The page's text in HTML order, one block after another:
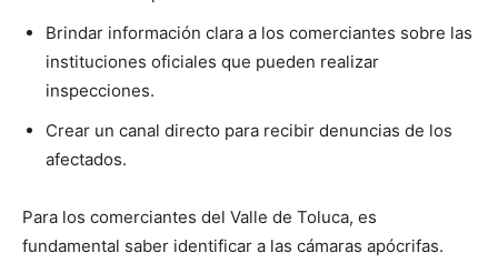
Brindar información clara a los comerciantes sobre las
instituciones oficiales que pueden realizar
inspecciones.
Crear un canal directo para recibir denuncias de los
afectados.
Para los comerciantes del Valle de Toluca, es
fundamental saber identificar a las cámaras apócrifas.